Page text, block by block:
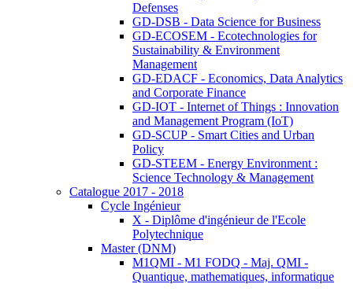
Defenses
GD-DSB - Data Science for Business
GD-ECOSEM - Ecotechnologies for
Sustainability & Environment
Management
GD-EDACF - Economics, Data Analytics
and Corporate Finance
GD-IOT - Internet of Things : Innovation
and Management Program (IoT)
GD-SCUP - Smart Cities and Urban
Policy
GD-STEEM - Energy Environment :
Science Technology & Management
Catalogue 2017 - 2018
Cycle Ingénieur
X - Diplôme d'ingénieur de l'Ecole
Polytechnique
Master (DNM)
M1QMI - M1 FODQ - Maj. QMI -
Quantique, mathematiques, informatique